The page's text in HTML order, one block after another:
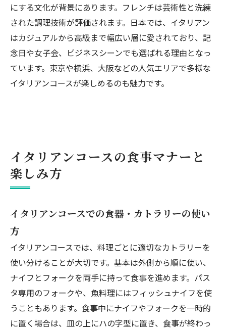
にする文化が背景にあります。フレンチは芸術性と洗練
された調理技術が評価されます。日本では、イタリアン
はカジュアルから高級まで幅広い層に愛されており、記
念日や女子会、ビジネスシーンでも選ばれる理由となっ
ています。東京や横浜、大阪などの人気エリアで多様な
イタリアンコースが楽しめるのも魅力です。
イタリアンコースの食事マナーと
楽しみ方
イタリアンコースでの食器・カトラリーの使い
方
イタリアンコースでは、料理ごとに適切なカトラリーを
使い分けることが大切です。基本は外側から順に使い、
ナイフとフォークを両手に持って食事を進めます。パス
タ専用のフォークや、魚料理にはフィッシュナイフを使
うこともあります。食事中にナイフやフォークを一時的
に置く場合は、皿の上にハの字型に置き、食事が終わっ